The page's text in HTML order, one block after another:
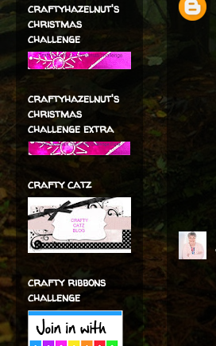
craftyhazelnut's
christmas
challenge
craftyhazelnut's
christmas
challenge extra
crafty catz
crafty ribbons
challenge